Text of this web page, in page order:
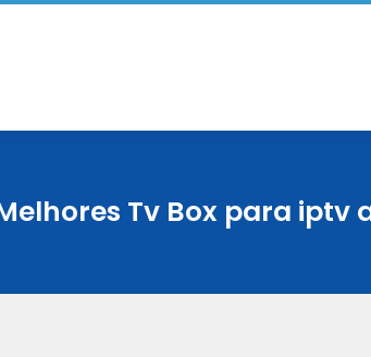
Tv Box para iptv